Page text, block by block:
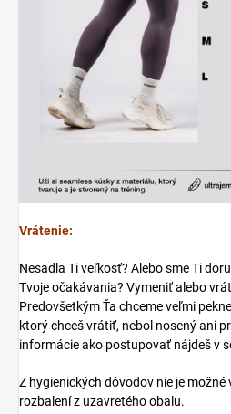
Vrátenie:
Nesadla Ti veľkosť? Alebo sme Ti
Tvoje očakávania? Vymeniť alebo
Predovšetkým Ťa chceme veľmi
ktorý chceš vrátiť, nebol nosený ani
informácie ako postupovať nájdeš v
Z hygienických dôvodov nie je
rozbalení z uzavretého obalu.